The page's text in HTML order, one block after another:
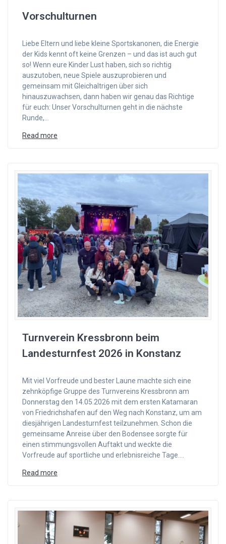
Vorschulturnen
Liebe Eltern und liebe kleine Sportskanonen, die Energie
der Kids kennt oft keine Grenzen – und das ist auch gut
so! Wenn eure Kinder Lust haben, sich so richtig
auszutoben, neue Spiele auszuprobieren und
gemeinsam mit Gleichaltrigen über sich
hinauszuwachsen, dann haben wir genau das Richtige
für euch: Unser Vorschulturnen geht in die nächste
Runde,…
Read more
Turnverein Kressbronn beim
Landesturnfest 2026 in Konstanz
Mit viel Vorfreude und bester Laune machte sich eine
zehnköpfige Gruppe des Turnvereins Kressbronn am
Donnerstag den 14.05.2026 mit dem ersten Katamaran
von Friedrichshafen auf den Weg nach Konstanz, um am
diesjährigen Landesturnfest teilzunehmen. Schon die
gemeinsame Anreise über den Bodensee sorgte für
einen stimmungsvollen Auftakt und weckte die
Vorfreude auf sportliche und erlebnisreiche Tage.…
Read more